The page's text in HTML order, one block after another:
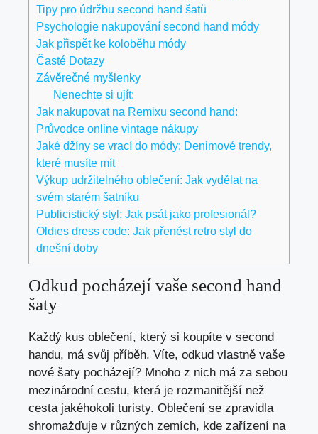
Tipy pro údržbu second hand šatů
Psychologie nakupování⁢ second hand ‍módy
Jak ‌přispět ke koloběhu módy
Časté Dotazy
Závěrečné myšlenky
Nenechte si ujít:
Jak nakupovat na Remixu second hand:
Průvodce online vintage nákupy
Jaké džíny se vrací do módy: Denimové trendy,
které musíte mít
Výkup udržitelného oblečení: Jak vydělat na
svém starém šatníku
Publicistický styl: Jak psát jako profesionál?
Oldies dress code: Jak přenést retro styl do
dnešní doby
Odkud pocházejí vaše‌ second ‌hand
šaty
Každý kus⁢ oblečení, ⁤který⁣ si koupíte v ⁣second
handu, má svůj‍ příběh. Víte, odkud vlastně vaše
nové šaty pocházejí? Mnoho z nich ⁤má za sebou
mezinárodní cestu, která je rozmanitější než
cesta jakéhokoli turisty. Oblečení se zpravidla
shromažďuje v různých zemích, kde zařízení na